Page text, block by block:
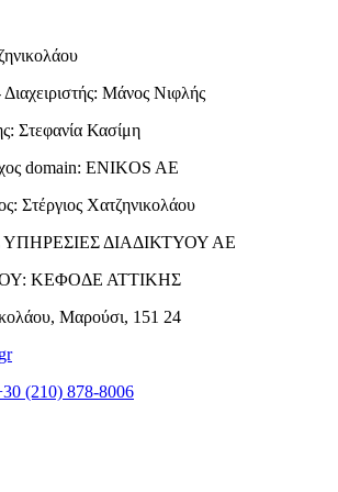
Μάνος Νιφλής
Στεφανία Κασίμη
domain: ENIKOS AE
Στέργιος Χατζηνικολάου
ΔΙΑΔΙΚΤΥΟΥ ΑΕ
ΚΕΦΟΔΕ ΑΤΤΙΚΗΣ
Μαρούσι, 151 24
(210) 878-8006